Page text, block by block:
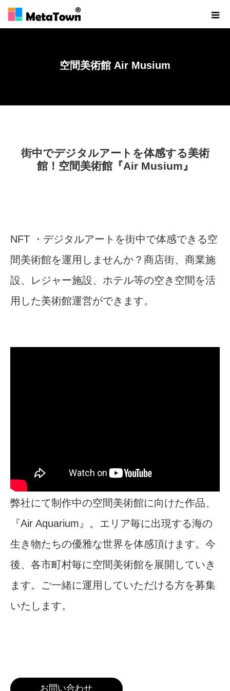
空間美術館 Air Musium
街中でデジタルアートを体感する美術
館！空間美術館『Air Musium』
NFT ・デジタルアートを街中で体感できる空
間美術館を運用しませんか？商店街、商業施
設、レジャー施設、ホテル等の空き空間を活
用した美術館運営ができます。
弊社にて制作中の空間美術館に向けた作品、
『Air Aquarium』。エリア毎に出現する海の
生き物たちの優雅な世界を体感頂けます。今
後、各市町村毎に空間美術館を展開していき
ます。ご一緒に運用していただける方を募集
いたします。
お問い合わせ